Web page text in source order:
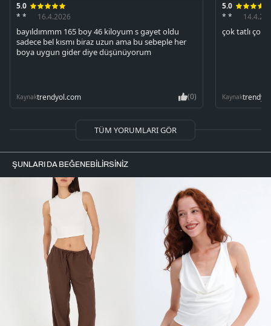
5.0
* *
16.4.2026
bayıldımmm 165 boy 46 kiloyum s gayet oldu
sadece bel kısmı biraz uzun ama bu sebeple her
boya uygun gider diye düşünüyorum
Kaynaktrendyol.com (0)
5.0
* *
çok tatlı çok
Kaynak
TÜM YORUMLARI GÖR
ŞUNLARI DA BEĞENEBILIRSINIZ